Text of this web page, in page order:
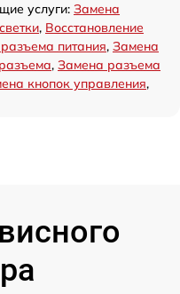
услуги: Замена
, Восстановление
питания, Замена
, Замена разъема
кнопок управления,